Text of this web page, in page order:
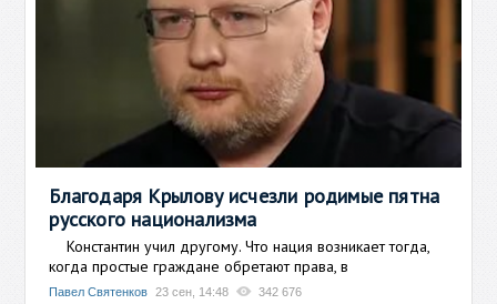
Благодаря Крылову исчезли родимые пятна
русского национализма
Константин учил другому. Что нация возникает тогда,
когда простые граждане обретают права, в
Павел Святенков 23 сен, 14:48 342 676